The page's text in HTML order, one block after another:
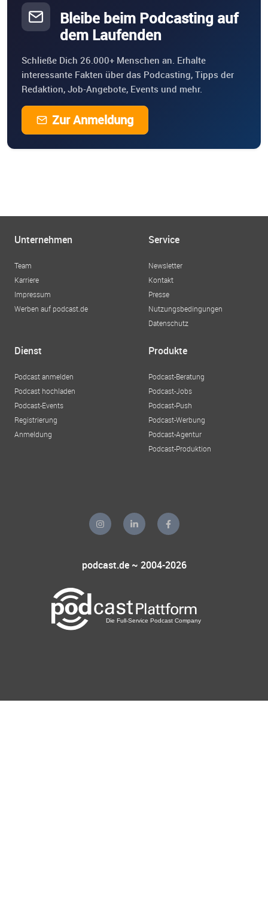
Bleibe beim Podcasting auf
dem Laufenden
Schließe Dich 26.000+ Menschen an. Erhalte
interessante Fakten über das Podcasting, Tipps der
Redaktion, Job-Angebote, Events und mehr.
Zur Anmeldung
Unternehmen
Team
Karriere
Impressum
Werben auf podcast.de
Service
Newsletter
Kontakt
Presse
Nutzungsbedingungen
Datenschutz
Dienst
Podcast anmelden
Podcast hochladen
Podcast-Events
Registrierung
Anmeldung
Produkte
Podcast-Beratung
Podcast-Jobs
Podcast-Push
Podcast-Werbung
Podcast-Agentur
Podcast-Produktion
podcast.de ~ 2004-2026